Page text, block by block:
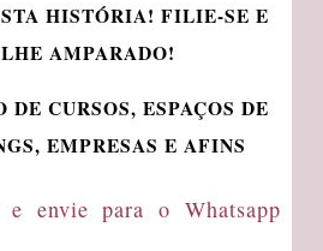
HISTÓRIA! FILIE-SE E
AMPARADO!
DE CURSOS, ESPAÇOS DE
EMPRESAS E AFINS
e envie para o Whatsapp